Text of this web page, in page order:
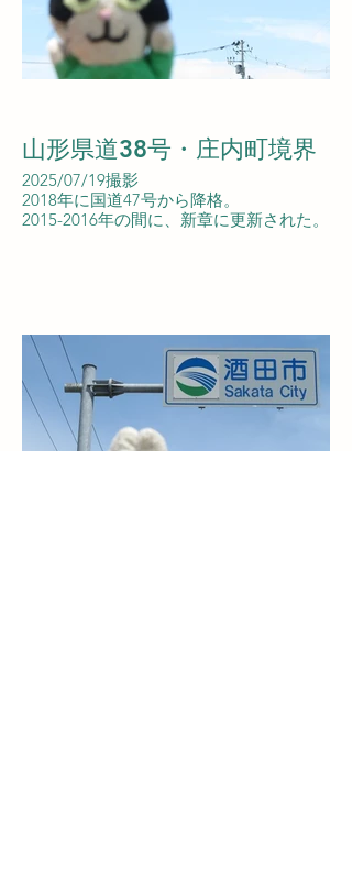
山形県道38号・庄内町境界
2025/07/19撮影
2018年に国道47号から降格。
2015-2016年の間に、新章に更新された。